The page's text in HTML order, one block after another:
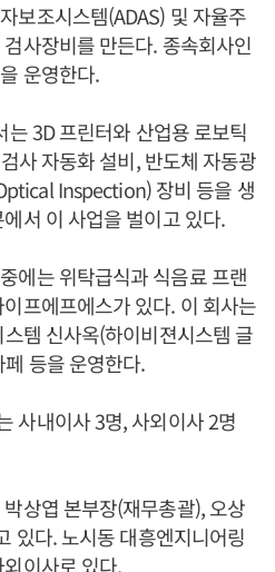
보조시스템(ADAS) 및 자율주
사장비를 만든다. 종속회사인
운영한다.
3D 프린터와 산업용 로보틱
사 자동화 설비, 반도체 자동광
Inspection) 장비 등을 생
서 이 사업을 벌이고 있다.
에는 위탁급식과 식음료 프랜
프에프에스가 있다. 이 회사는
템 신사옥(하이비젼시스템 글
등을 운영한다.
사내이사 3명, 사외이사 2명
상엽 본부장(재무총괄), 오상
있다. 노시동 대흥엔지니어링
이사로 있다.